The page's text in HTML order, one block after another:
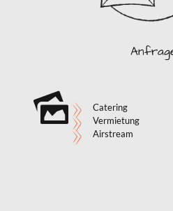
Catering
Vermietung
Airstream